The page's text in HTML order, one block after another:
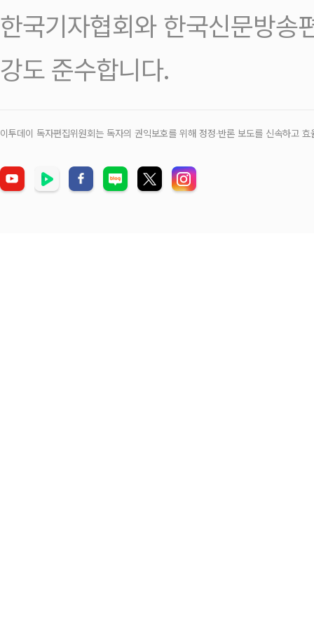
한국기자협회와 한국신문방송
강도 준수합니다.
이투데이 독자편집위원회는 독자의 권익보호를 위해 정정‧반론 보도를 신속하고